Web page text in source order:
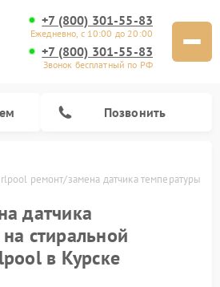
+7 (800) 301-55-83
Ежедневно, с 10:00 до 20:00
+7 (800) 301-55-83
Звонок бесплатный по РФ
Позвонить
ремонт/замена датчика температуры
датчика
стиральной
в Курске